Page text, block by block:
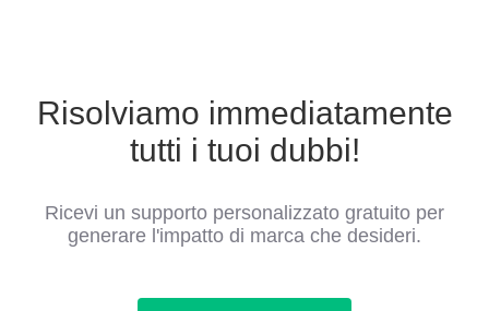
Risolviamo immediatamente
tutti i tuoi dubbi!
Ricevi un supporto personalizzato gratuito per
generare l'impatto di marca che desideri.